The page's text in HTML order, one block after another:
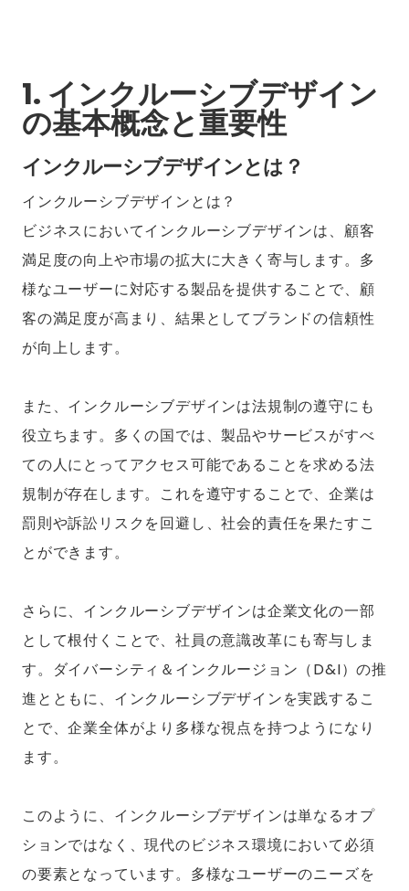
1. インクルーシブデザイン
の基本概念と重要性
インクルーシブデザインとは？
インクルーシブデザインとは？
ビジネスにおいてインクルーシブデザインは、顧客
満足度の向上や市場の拡大に大きく寄与します。多
様なユーザーに対応する製品を提供することで、顧
客の満足度が高まり、結果としてブランドの信頼性
が向上します。
また、インクルーシブデザインは法規制の遵守にも
役立ちます。多くの国では、製品やサービスがすべ
ての人にとってアクセス可能であることを求める法
規制が存在します。これを遵守することで、企業は
罰則や訴訟リスクを回避し、社会的責任を果たすこ
とができます。
さらに、インクルーシブデザインは企業文化の一部
として根付くことで、社員の意識改革にも寄与しま
す。ダイバーシティ＆インクルージョン（D&I）の推
進とともに、インクルーシブデザインを実践するこ
とで、企業全体がより多様な視点を持つようになり
ます。
このように、インクルーシブデザインは単なるオプ
ションではなく、現代のビジネス環境において必須
の要素となっています。多様なユーザーのニーズを